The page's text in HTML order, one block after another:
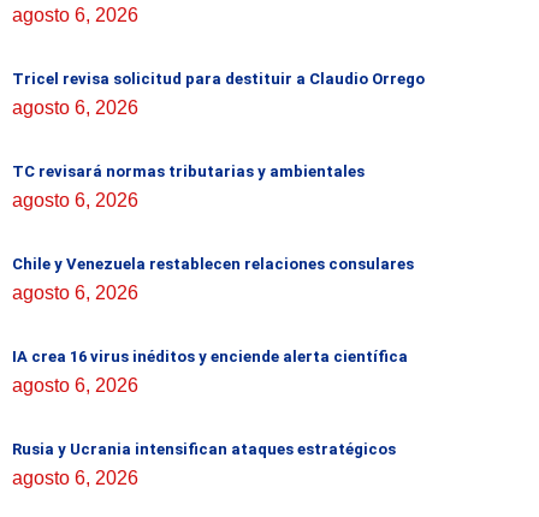
agosto 6, 2026
Tricel revisa solicitud para destituir a Claudio Orrego
agosto 6, 2026
TC revisará normas tributarias y ambientales
agosto 6, 2026
Chile y Venezuela restablecen relaciones consulares
agosto 6, 2026
IA crea 16 virus inéditos y enciende alerta científica
agosto 6, 2026
Rusia y Ucrania intensifican ataques estratégicos
agosto 6, 2026